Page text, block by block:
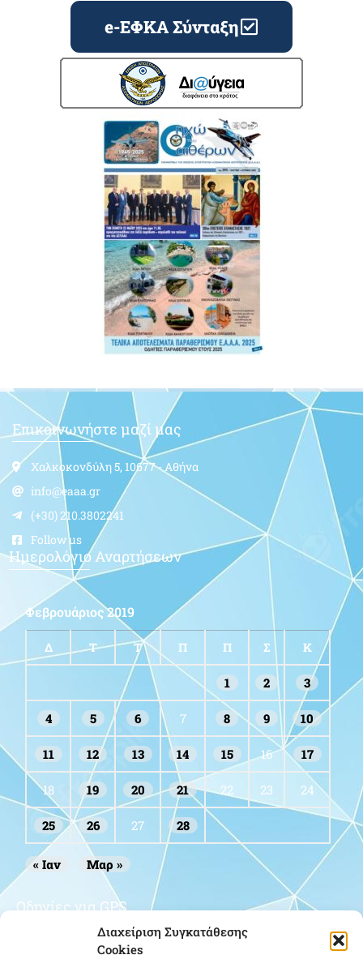
Διαχείριση Συγκατάθεσης
Cookies
e-ΕΦΚΑ Σύνταξη
Επικοινωνήστε μαζί μας
Χαλκοκονδύλη 5, 10677 - Αθήνα
info@eaaa.gr
(+30) 210.3802241
Follow us
Ημερολόγιο Αναρτήσεων
Φεβρουάριος 2019
Δ Τ Τ Π Π Σ Κ
1 2 3
4 5 6 7 8 9 10
11 12 13 14 15 16 17
18 19 20 21 22 23 24
25 26 27 28
« Ιαν Μαρ »
Οδηγίες για GPS